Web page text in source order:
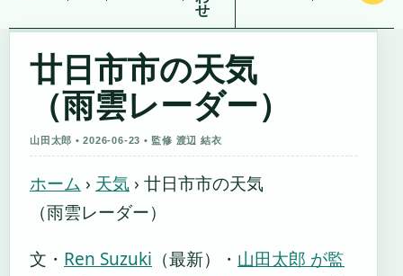
せ
廿日市市の天気
（雨雲レーダー）
山田太郎 • 2026-06-23 • 監修 渡辺 結衣
ホーム › 天気 › 廿日市市の天気
（雨雲レーダー）
文・ Ren Suzuki （最新） ・ 山田太郎 が監